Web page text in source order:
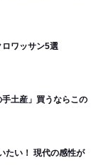
ワッサン5選
土産」買うならこの
たい！ 現代の感性が